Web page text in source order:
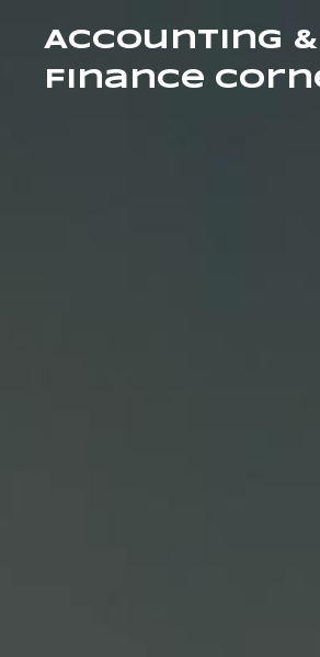
Accounting &
Finance